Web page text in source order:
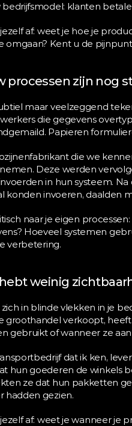
bedrijfsmodel: klanten
jezelf af: weet je hoe je
omgaan? Kent u de
processen zijn nog
maar veelzeggend
die gegevens
Papieren
die we
Deze werden
in hun systeem.
konden invoeren, daalden
naar je eigen
Hoeveel systemen
verbetering.
weinig
in blinde vlekken in je
groothandel verkoopt,
gebruikt of wanneer ze
dat ik ken,
hun goederen de winkels
ze dat hun pakketten
hadden gezien.
jezelf af: weet je wanneer je